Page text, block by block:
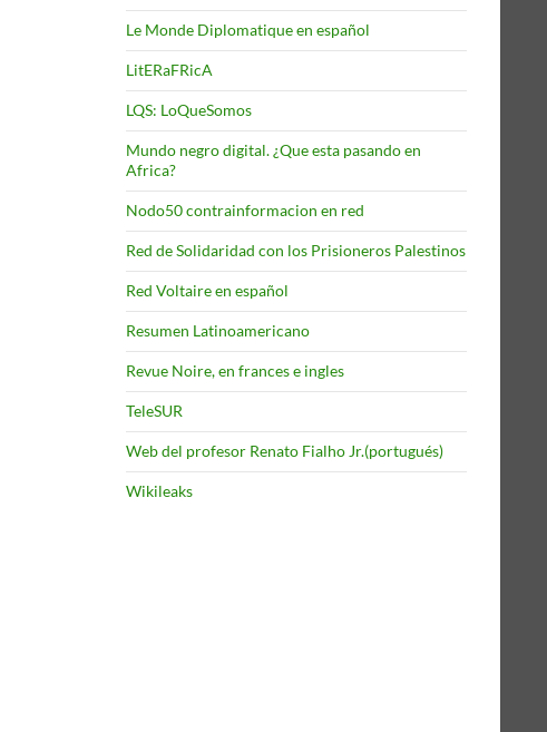
Le Monde Diplomatique en español
LitERaFRicA
LQS: LoQueSomos
Mundo negro digital. ¿Que esta pasando en
Africa?
Nodo50 contrainformacion en red
Red de Solidaridad con los Prisioneros Palestinos
Red Voltaire en español
Resumen Latinoamericano
Revue Noire, en frances e ingles
TeleSUR
Web del profesor Renato Fialho Jr.(portugués)
Wikileaks